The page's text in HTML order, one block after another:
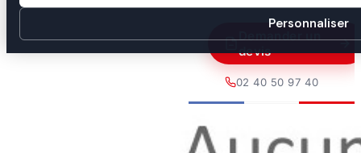
Personnaliser
Demander un
devis
02 40 50 97 40